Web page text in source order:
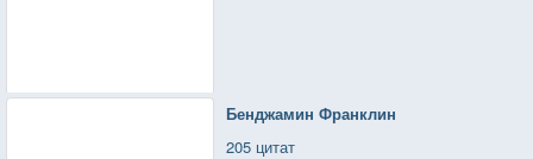
Бенджамин Франклин
205 цитат